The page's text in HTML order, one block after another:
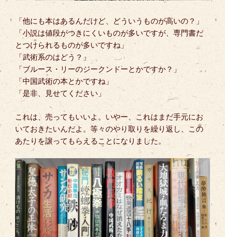
「他にも本はあるんだけど、どういうものが高いの？」
「小説は値段がつきにくいものが多いですが、専門書だ
とつけられるものが多いですね」
「武術系のはどう？」
「ブルース・リーのジークンドーとかですか？」
「中国武術の本とかですね」
「是非、見せてください」
これは、売ってもいいよ。いやー、これはまだ手元にお
いておきたいんだよ。等々のやり取りを繰り返し、この
あたりを譲ってもらえることになりました。